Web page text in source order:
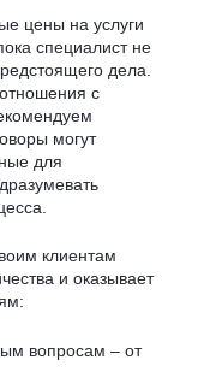
цены на услуги
специалист не
дела.
с
могут
для
клиентам
и оказывает
вопросам – от